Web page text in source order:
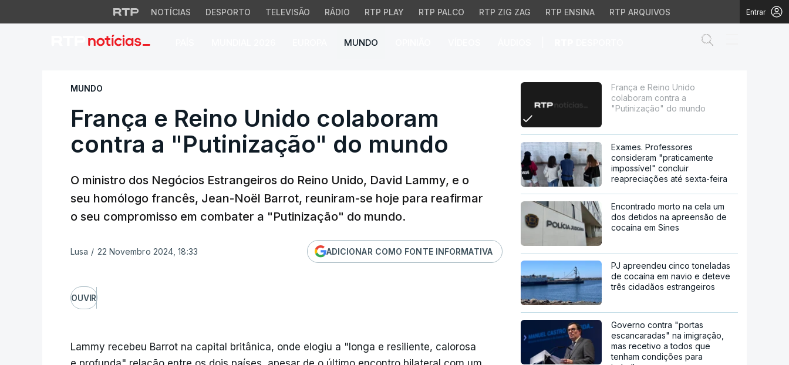
NOTÍCIAS DESPORTO TELEVISÃO RÁDIO RTP PLAY RTP PALCO RTP ZIG ZAG RTP ENSINA RTP ARQUIVOS Entrar
MUNDO
França e Reino Unido colaboram contra a "Putinização" do mundo
MUNDO
França e Reino Unido colaboram
contra a "Putinização" do mundo
O ministro dos Negócios Estrangeiros do Reino Unido, David Lammy, e o
seu homólogo francês, Jean-Noël Barrot, reuniram-se hoje para reafirmar
o seu compromisso em combater a "Putinização" do mundo.
Lusa / 22 Novembro 2024, 18:33 ADICIONAR COMO FONTE INFORMATIVA
OUVIR
Lammy recebeu Barrot na capital britânica, onde elogiu a "longa e resiliente, calorosa
França e Reino Unido
colaboram contra a
"Putinização" do mundo
Exames. Professores
consideram "praticamente
impossível" concluir
reapreciações até sexta-feira
Encontrado morto na cela um
dos detidos na apreensão de
cocaína em Sines
PJ apreendeu cinco toneladas
de cocaína em navio e deteve
três cidadãos estrangeiros
Governo contra "portas
escancaradas" na imigração,
mas recetivo a todos que
tenham condições para